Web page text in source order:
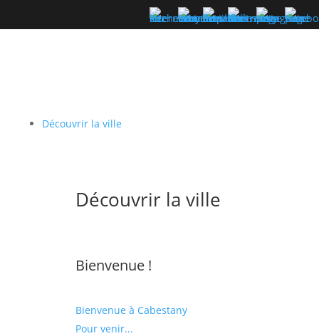
Découvrir la ville
Découvrir la ville
Bienvenue !
Bienvenue à Cabestany
Pour venir...